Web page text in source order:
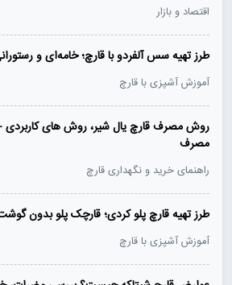
اقتصاد و بازار
طرز تهیه سس آلفردو با قارچ؛ خامه‌ای و
آموزش آشپزی با قارچ
روش مصرف قارچ یال شیر، روش های کاربردی
مصرف
راهنمای خرید و نگهداری قارچ
طرز تهیه قارچ پلو کردی؛ قارچک پلو بدون
آموزش آشپزی با قارچ